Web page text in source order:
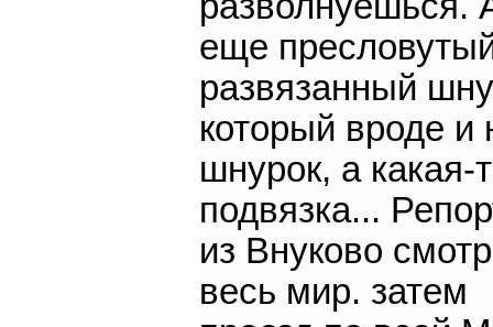
еще
развязанный
который вроде и
шнурок, а какая-
подвязка...
из Внуково
весь мир. затем